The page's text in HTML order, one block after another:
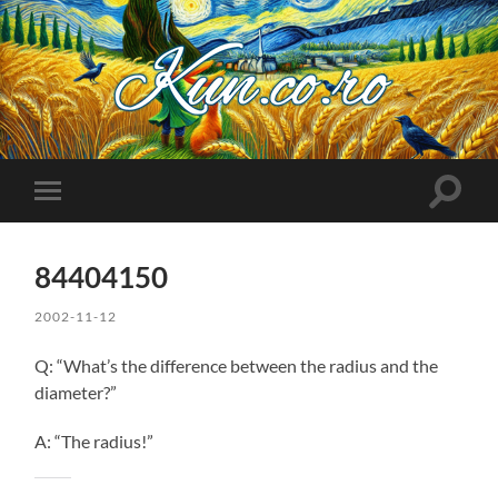
Kuncoro++
Toggle
mobile
Toggle
84404150
2002-11-12
Q: “What’s the difference between the radius and the
diameter?”
A: “The radius!”